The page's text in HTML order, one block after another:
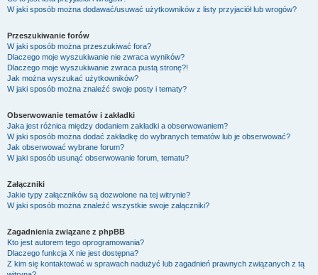
W jaki sposób można dodawać/usuwać użytkowników z listy przyjaciół lub wrogów?
Przeszukiwanie forów
W jaki sposób można przeszukiwać fora?
Dlaczego moje wyszukiwanie nie zwraca wyników?
Dlaczego moje wyszukiwanie zwraca pustą stronę?!
Jak można wyszukać użytkowników?
W jaki sposób można znaleźć swoje posty i tematy?
Obserwowanie tematów i zakładki
Jaka jest różnica między dodaniem zakładki a obserwowaniem?
W jaki sposób można dodać zakładkę do wybranych tematów lub je obserwować?
Jak obserwować wybrane forum?
W jaki sposób usunąć obserwowanie forum, tematu?
Załączniki
Jakie typy załączników są dozwolone na tej witrynie?
W jaki sposób można znaleźć wszystkie swoje załączniki?
Zagadnienia związane z phpBB
Kto jest autorem tego oprogramowania?
Dlaczego funkcja X nie jest dostępna?
Z kim się kontaktować w sprawach nadużyć lub zagadnień prawnych związanych z tą